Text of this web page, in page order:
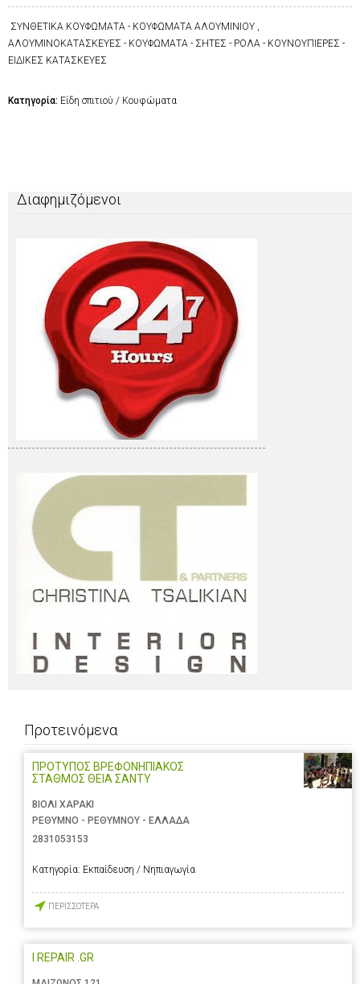
ΣΥΝΘΕΤΙΚΑ ΚΟΥΦΩΜΑΤΑ - ΚΟΥΦΩΜΑΤΑ ΑΛΟΥΜΙΝΙΟΥ ,
ΑΛΟΥΜΙΝΟΚΑΤΑΣΚΕΥΕΣ - ΚΟΥΦΩΜΑΤΑ - ΣΗΤΕΣ - ΡΟΛΑ - ΚΟΥΝΟΥΠΙΕΡΕΣ -
ΕΙΔΙΚΕΣ ΚΑΤΑΣΚΕΥΕΣ
Κατηγορία: Είδη σπιτιού / Κουφώματα
Διαφημιζόμενοι
Προτεινόμενα
ΠΡΟΤΥΠΟΣ ΒΡΕΦΟΝΗΠΙΑΚΟΣ
ΣΤΑΘΜΟΣ ΘΕΙΑ ΣΑΝΤΥ
ΒΙΟΛΙ ΧΑΡΑΚΙ
ΡΕΘΥΜΝΟ - ΡΕΘΥΜΝΟΥ - ΕΛΛΑΔΑ
2831053153
Κατηγορία: Εκπαίδευση / Νηπιαγωγία
ΠΕΡΙΣΣΟΤΕΡΑ
I REPAIR .GR